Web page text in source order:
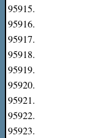
95915.
95916.
95917.
95918.
95919.
95920.
95921.
95922.
95923.